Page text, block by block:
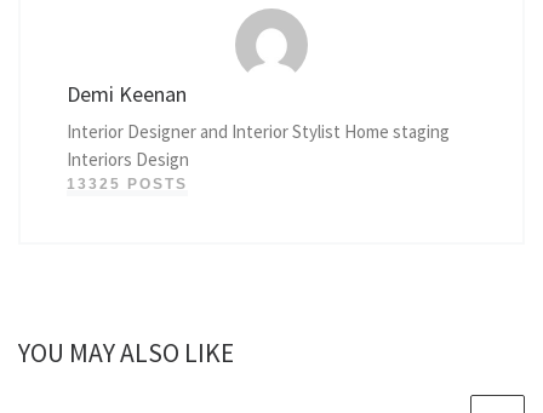
Demi Keenan
Interior Designer and Interior Stylist Home staging
Interiors Design
13325 POSTS
YOU MAY ALSO LIKE